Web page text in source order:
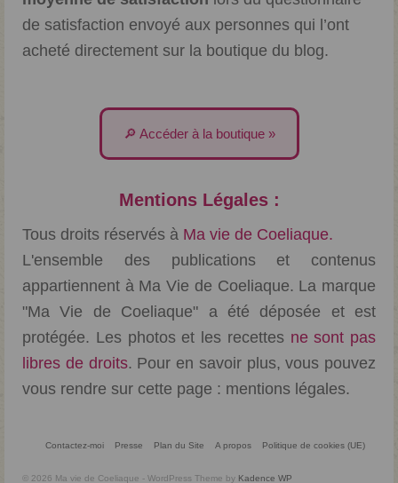
de satisfaction envoyé aux personnes qui l’ont
acheté directement sur la boutique du blog.
🔎 Accéder à la boutique »
Mentions Légales :
Tous droits réservés à Ma vie de Coeliaque.
L'ensemble des publications et contenus
appartiennent à Ma Vie de Coeliaque. La marque
"Ma Vie de Coeliaque" a été déposée et est
protégée. Les photos et les recettes ne sont pas
libres de droits. Pour en savoir plus, vous pouvez
vous rendre sur cette page : mentions légales.
Contactez-moi Presse Plan du Site A propos Politique de cookies (UE)
© 2026 Ma vie de Coeliaque - WordPress Theme by Kadence WP